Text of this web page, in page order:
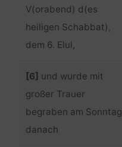
V(orabend) d(es
heiligen Schabbat),
dem 6. Elul,
[6] und wurde mit
großer Trauer
begraben am Sonntag
danach